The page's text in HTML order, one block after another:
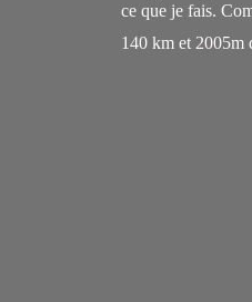
ce que je fais.
140 km et 2005m